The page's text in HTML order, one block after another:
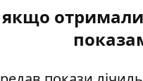
отримали